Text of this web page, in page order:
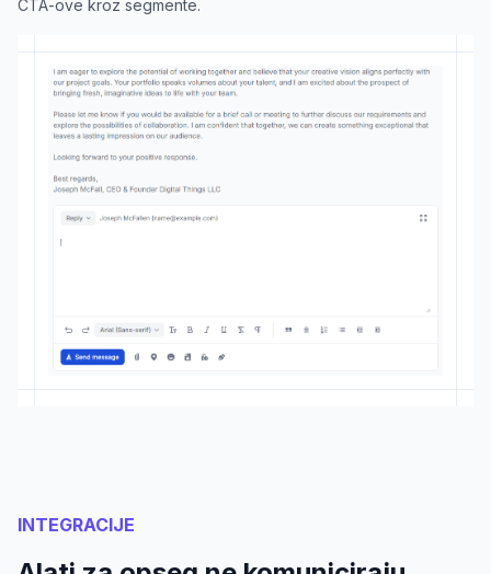
CTA-ove kroz segmente.
INTEGRACIJE